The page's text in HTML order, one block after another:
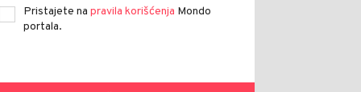
Pristajete na pravila korišćenja Mondo
portala.